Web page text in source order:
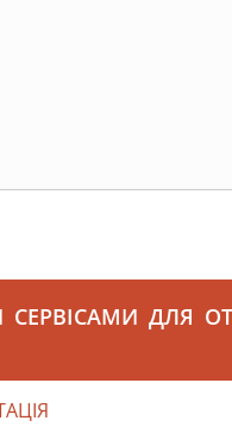
СЕРВІСАМИ ДЛЯ